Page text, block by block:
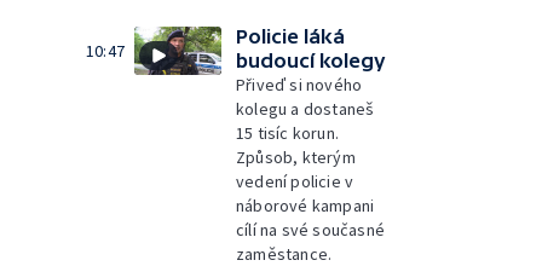
10:47
Policie láká
budoucí kolegy
Přiveď si nového
kolegu a dostaneš
15 tisíc korun.
Způsob, kterým
vedení policie v
náborové kampani
cílí na své současné
zaměstance.